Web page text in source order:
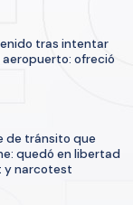
tras intentar
aeropuerto: ofreció
de tránsito que
quedó en libertad
y narcotest